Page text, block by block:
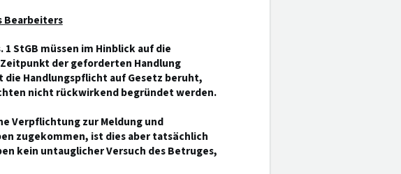
Bearbeiters
1 StGB müssen im Hinblick auf die
Zeitpunkt der geforderten Handlung
Handlungspflicht auf Gesetz beruht,
nicht rückwirkend begründet werden.
Verpflichtung zur Meldung und
zugekommen, ist dies aber tatsächlich
kein untauglicher Versuch des Betruges,